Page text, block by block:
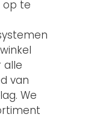
op te
alle
van
We